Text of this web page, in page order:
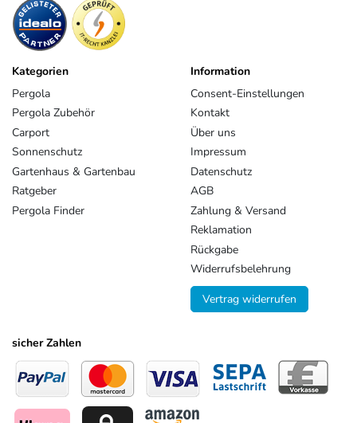
Kategorien
Pergola
Pergola Zubehör
Carport
Sonnenschutz
Gartenhaus & Gartenbau
Ratgeber
Pergola Finder
Information
Consent-Einstellungen
Kontakt
Über uns
Impressum
Datenschutz
AGB
Zahlung & Versand
Reklamation
Rückgabe
Widerrufsbelehrung
Vertrag widerrufen
sicher Zahlen